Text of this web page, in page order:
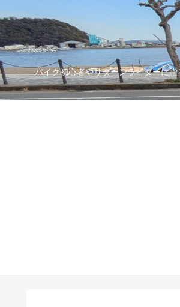
バイク初心者やリターンライダーに